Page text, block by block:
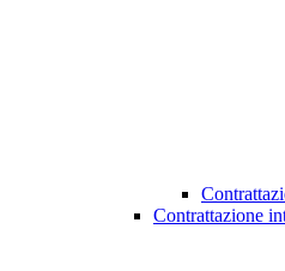
Contrattazione